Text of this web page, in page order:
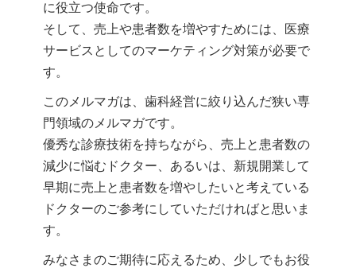
に役立つ使命です。
そして、売上や患者数を増やすためには、医療
サービスとしてのマーケティング対策が必要で
す。
このメルマガは、歯科経営に絞り込んだ狭い専
門領域のメルマガです。
優秀な診療技術を持ちながら、売上と患者数の
減少に悩むドクター、あるいは、新規開業して
早期に売上と患者数を増やしたいと考えている
ドクターのご参考にしていただければと思いま
す。
みなさまのご期待に応えるため、少しでもお役